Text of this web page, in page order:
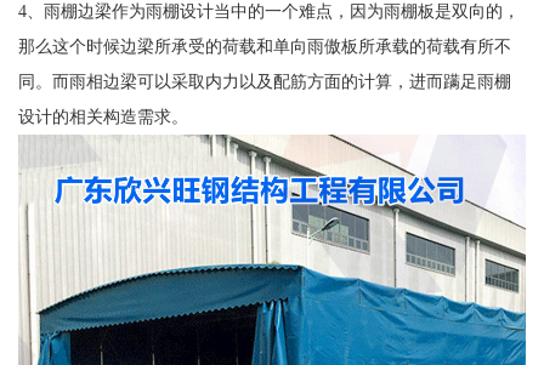
4、雨棚边梁作为雨棚设计当中的一个难点，因为雨棚板是双向的，
那么这个时候边梁所承受的荷载和单向雨傲板所承载的荷载有所不
同。而雨相边梁可以采取内力以及配筋方面的计算，进而蹒足雨棚
设计的相关构造需求。